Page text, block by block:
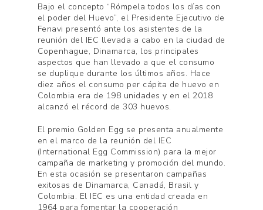
Bajo el concepto “Rómpela todos los días con
el poder del Huevo”, el Presidente Ejecutivo de
Fenavi presentó ante los asistentes de la
reunión del IEC llevada a cabo en la ciudad de
Copenhague, Dinamarca, los principales
aspectos que han llevado a que el consumo
se duplique durante los últimos años. Hace
diez años el consumo per cápita de huevo en
Colombia era de 198 unidades y en el 2018
alcanzó el récord de 303 huevos.
El premio Golden Egg se presenta anualmente
en el marco de la reunión del IEC
(International Egg Commission) para la mejor
campaña de marketing y promoción del mundo.
En esta ocasión se presentaron campañas
exitosas de Dinamarca, Canadá, Brasil y
Colombia. El IEC es una entidad creada en
1964 para fomentar la cooperación